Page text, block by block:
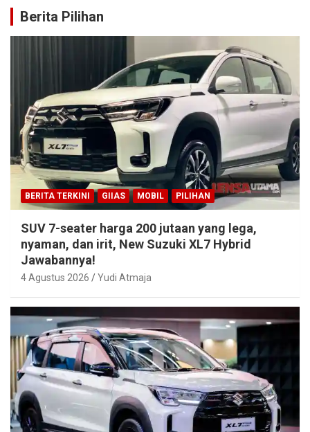
Berita Pilihan
BERITA TERKINI GIIAS MOBIL PILIHAN
SUV 7-seater harga 200 jutaan yang lega,
nyaman, dan irit, New Suzuki XL7 Hybrid
Jawabannya!
4 Agustus 2026 Yudi Atmaja